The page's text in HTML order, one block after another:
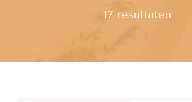
17 resultaten